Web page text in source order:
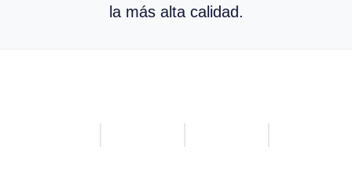
la más alta calidad.